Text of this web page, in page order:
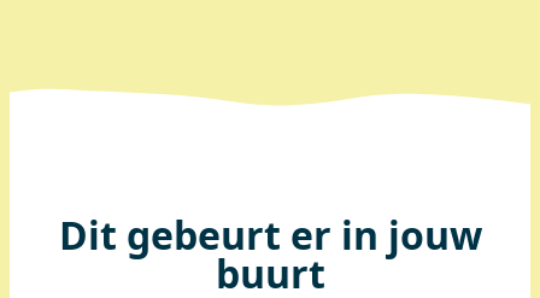
Dit gebeurt er in jouw
buurt